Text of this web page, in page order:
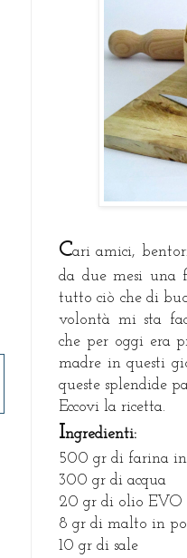
Cari amici,
da due mesi una
tutto ciò che di
volontà mi sta
che per oggi era
madre in questi
queste splendide
Eccovi la ricetta.
Ingredienti:
500 gr di farina
300 gr di acqua
20 gr di olio EVO
8 gr di malto in
10 gr di sale